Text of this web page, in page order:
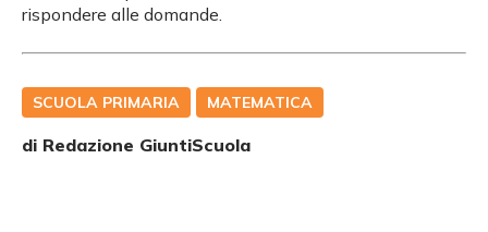
rispondere alle domande.
SCUOLA PRIMARIA MATEMATICA
di Redazione GiuntiScuola